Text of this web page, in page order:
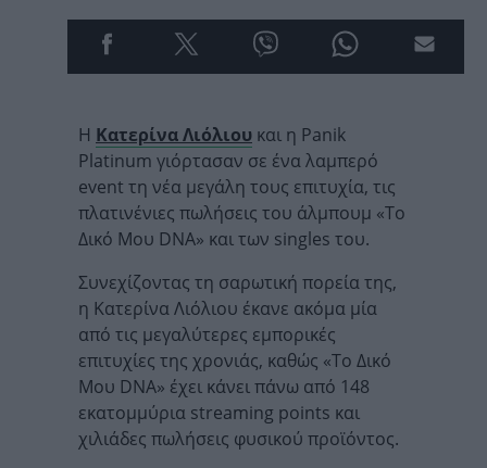
Η Κατερίνα Λιόλιου και η Panik
Platinum γιόρτασαν σε ένα λαμπερό
event τη νέα μεγάλη τους επιτυχία, τις
πλατινένιες πωλήσεις του άλμπουμ «Το
Δικό Μου DNA» και των singles του.
Συνεχίζοντας τη σαρωτική πορεία της,
η Κατερίνα Λιόλιου έκανε ακόμα μία
από τις μεγαλύτερες εμπορικές
επιτυχίες της χρονιάς, καθώς «Το Δικό
Μου DNA» έχει κάνει πάνω από 148
εκατομμύρια streaming points και
χιλιάδες πωλήσεις φυσικού προϊόντος.